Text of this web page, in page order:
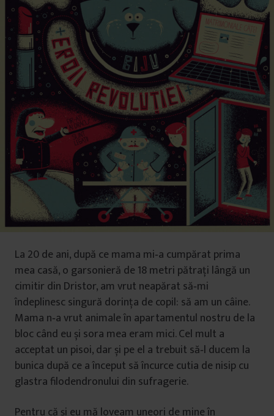
La 20 de ani, după ce mama mi‑a cumpărat prima
mea casă, o garsonieră de 18 metri pătrați lângă un
cimitir din Dristor, am vrut neapărat să‑mi
îndeplinesc singură dorința de copil: să am un câine.
Mama n‑a vrut animale în apartamentul nostru de la
bloc când eu și sora mea eram mici. Cel mult a
acceptat un pisoi, dar și pe el a trebuit să‑l ducem la
bunica după ce a început să încurce cutia de nisip cu
glastra filodendronului din sufragerie.
Pentru că și eu mă loveam uneori de mine în